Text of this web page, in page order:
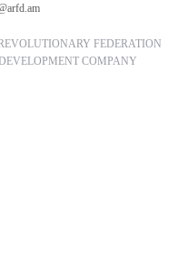
FEDERATION
COMPANY